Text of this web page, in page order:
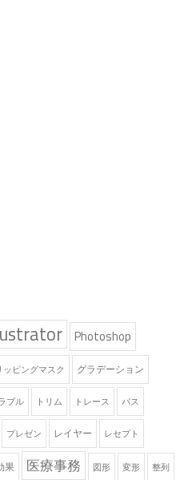
Photoshop
ッピングマスク グラデーション
ブル トリム トレース パス
プレゼン レイヤー レセプト
果 医療事務 図形 変形 整列